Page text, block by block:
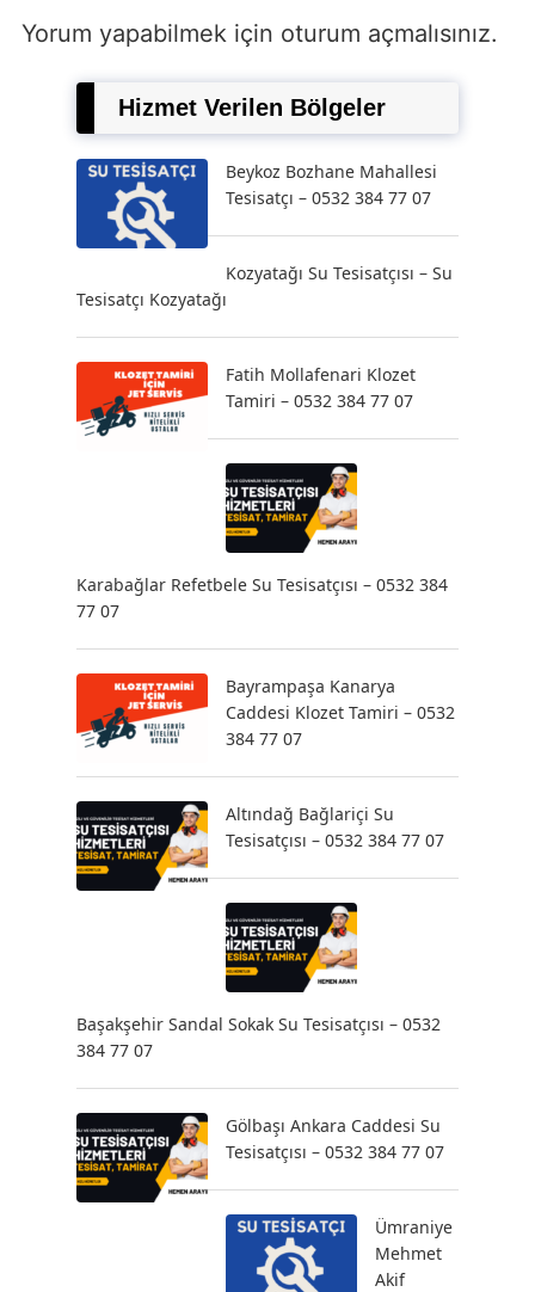
Yorum yapabilmek için oturum açmalısınız.
Hizmet Verilen Bölgeler
Beykoz Bozhane Mahallesi
Tesisatçı – 0532 384 77 07
Kozyatağı Su Tesisatçısı – Su
Tesisatçı Kozyatağı
Fatih Mollafenari Klozet
Tamiri – 0532 384 77 07
Karabağlar Refetbele Su Tesisatçısı – 0532 384
77 07
Bayrampaşa Kanarya
Caddesi Klozet Tamiri – 0532
384 77 07
Altındağ Bağlariçi Su
Tesisatçısı – 0532 384 77 07
Başakşehir Sandal Sokak Su Tesisatçısı – 0532
384 77 07
Gölbaşı Ankara Caddesi Su
Tesisatçısı – 0532 384 77 07
Ümraniye
Mehmet
Akif